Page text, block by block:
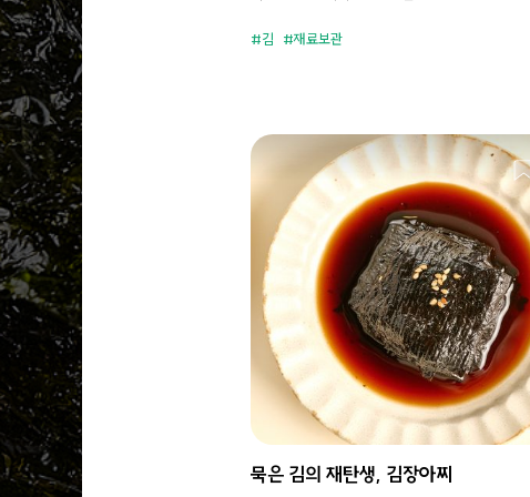
김 재료보관
묵은 김의 재탄생, 김장아찌